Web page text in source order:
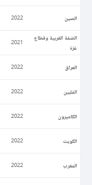
الصين 2022
الضفة الغربية وقطاع
غزة
2021
العراق 2022
الفلبين 2022
الكاميرون 2022
الكويت 2022
المغرب 2022